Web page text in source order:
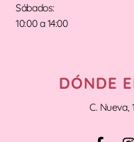
Sábados:
10:00 a 14:00
DÓNDE
C. Nueva,